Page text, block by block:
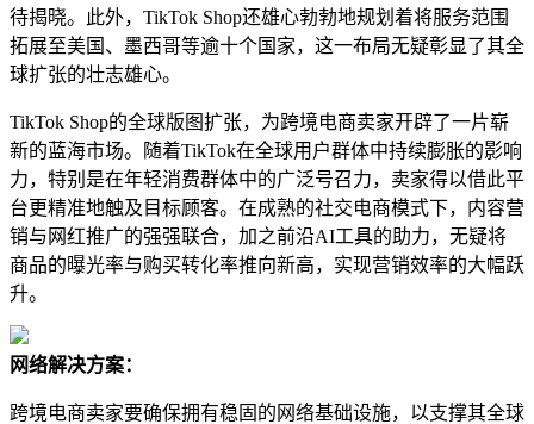
待揭晓。此外，TikTok Shop还雄心勃勃地规划着将服务范围
拓展至美国、墨西哥等逾十个国家，这一布局无疑彰显了其全
球扩张的壮志雄心。
TikTok Shop的全球版图扩张，为跨境电商卖家开辟了一片崭
新的蓝海市场。随着TikTok在全球用户群体中持续膨胀的影响
力，特别是在年轻消费群体中的广泛号召力，卖家得以借此平
台更精准地触及目标顾客。在成熟的社交电商模式下，内容营
销与网红推广的强强联合，加之前沿AI工具的助力，无疑将
商品的曝光率与购买转化率推向新高，实现营销效率的大幅跃
升。
网络解决方案：
跨境电商卖家要确保拥有稳固的网络基础设施，以支撑其全球